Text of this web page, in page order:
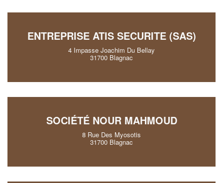
ENTREPRISE ATIS SECURITE (SAS)
4 Impasse Joachim Du Bellay
31700 Blagnac
SOCIÉTÉ NOUR MAHMOUD
8 Rue Des Myosotis
31700 Blagnac